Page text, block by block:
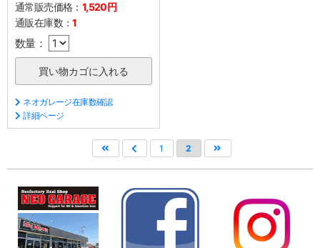
通常販売価格： 1,520円
通販在庫数：1
数量：
ネオガレージ在庫数確認
詳細ページ
1 2